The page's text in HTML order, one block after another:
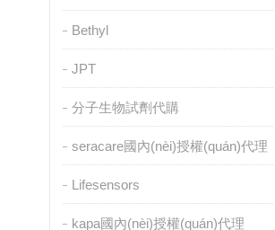
Bethyl
JPT
分子生物試劑代購
seracare國內(nèi)授權(quán)代理
Lifesensors
kapa國內(nèi)授權(quán)代理